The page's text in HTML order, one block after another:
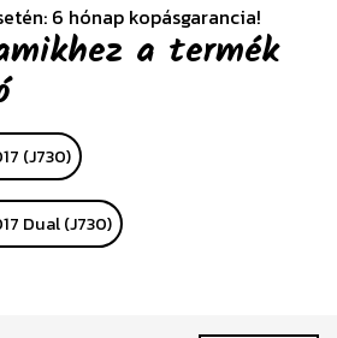
6 hónap kopásgarancia!
a termék
(J730)
Dual (J730)